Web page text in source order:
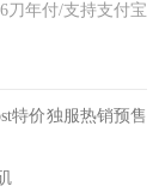
刀年付/支持支付宝
特价独服热销预售